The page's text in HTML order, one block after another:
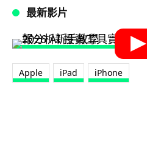
最新影片
Apple iPad iPhone